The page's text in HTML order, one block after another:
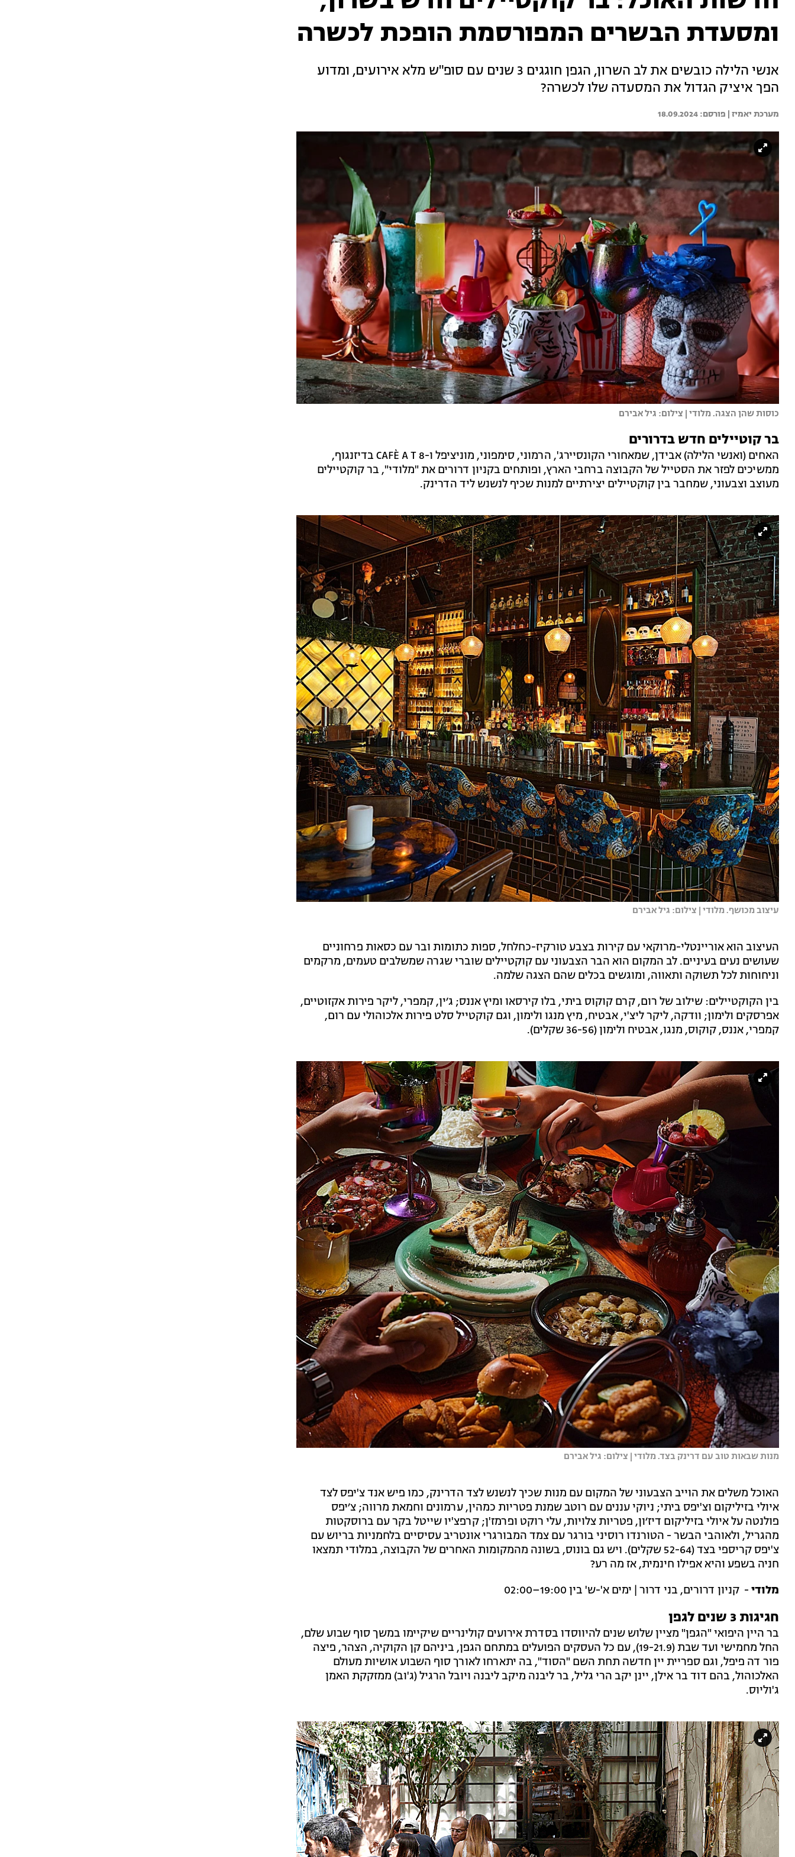
ומסעדת הבשרים המפורסמת הופכת לכשרה
אנשי הלילה כובשים את לב השרון, הגפן חוגגים 3 שנים עם סופ"ש מלא אירועים, ומדוע
הפך איציק הגדול את המסעדה שלו לכשרה?
מערכת יאמיז | 18.09.2024
כוסות שהן הצגה. מלודי | צילום: גיל אבירם
בר קוטיילים חדש בדרורים
האחים (ואנשי הלילה) אבידן, שמאחורי הקונסיירג', הרמוני, סימפוני, מוניציפל ו-CAFÈ A T 8 בדיזנגוף,
ממשיכים לפזר את הסטייל של הקבוצה ברחבי הארץ, ופותחים בקניון דרורים את "מלודי", בר קוקטיילים
מעוצב וצבעוני, שמחבר בין קוקטיילים יצירתיים למנות שכיף לנשנש ליד הדרינק.
עיצוב מכושף. מלודי | צילום: גיל אבירם
העיצוב הוא אוריינטלי-מרוקאי עם קירות בצבע טורקיז-כחלחל, ספות כתומות ובר עם כסאות פרחוניים
שעושים נעים בעיניים. לב המקום הוא הבר הצבעוני עם קוקטיילים שוברי שגרה שמשלבים טעמים, מרקמים
וניחוחות לכל תשוקה ותאווה, ומוגשים בכלים שהם הצגה שלמה.
בין הקוקטיילים: שילוב של רום, קרם קוקוס ביתי, בלו קירסאו ומיץ אננס; ג׳ין, קמפרי, ליקר פירות אקזוטיים,
אפרסקים ולימון; וודקה, ליקר ליצ'י, אבטיח, מיץ מנגו ולימון, וגם קוקטייל סלט פירות אלכוהולי עם רום,
קמפרי, אננס, קוקוס, מנגו, אבטיח ולימון (36-56 שקלים).
מנות שבאות טוב עם דרינק בצד. מלודי | צילום: גיל אבירם
האוכל משלים את הוייב הצבעוני של המקום עם מנות שכיך לנשנש לצד הדרינק, כמו פיש אנד צ'יפס לצד
איולי בזיליקום וצ'יפס ביתי; ניוקי עננים עם רוטב שמנת פטריות כמהין, ערמונים וחמאת מרווה; צ׳יפס
פולנטה על איולי בזיליקום דיז׳ון, פטריות צלויות, עלי רוקט ופרמז'ן; קרפצ'יו שייטל בקר עם ברוסקטות
מהגריל, ולאוהבי הבשר - הטורנדו רוסיני בורגר עם צמד המבורגרי אונטריב עסיסיים בלחמניות בריוש עם
צ'יפס קריספי בצד (52-64 שקלים). ויש גם בונוס, בשונה מהמקומות האחרים של הקבוצה, במלודי תמצאו
חניה בשפע והיא אפילו חינמית, אז מה רע?
מלודי - קניון דרורים, בני דרור | ימים א'-ש' בין 19:00–02:00
חגיגות 3 שנים לגפן
בר היין היפואי "הגפן" מציין שלוש שנים להיווסדו בסדרת אירועים קולינריים שיקיימו במשך סוף שבוע שלם,
החל מחמישי ועד שבת (19-21.9), עם כל העסקים הפועלים במתחם הגפן, ביניהם קן הקוקיה, הצהר, פיצה
פור דה פיפל, וגם ספריית יין חדשה תחת השם "הסוד", בה יתארחו לאורך סוף השבוע אושיות מעולם
האלכוהול, בהם דוד בר אילן, יינן יקב הרי גליל, בר ליבנה מיקב ליבנה ויובל הרגיל (ג'וב) ממזקקת האמן
ג'וליוס.